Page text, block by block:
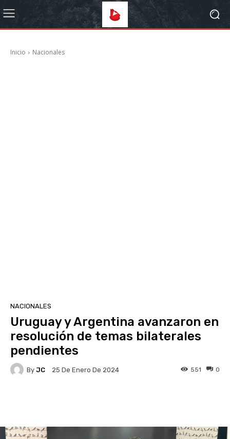
Inicio Nacionales
NACIONALES
Uruguay y Argentina avanzaron en
resolución de temas bilaterales
pendientes
By JC 25 De Enero De 2024 0
551